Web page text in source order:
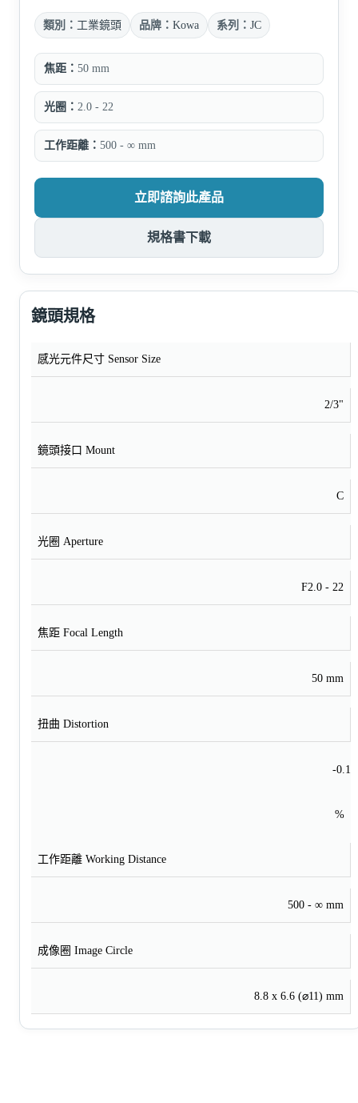
類別： 工業鏡頭 品牌： Kowa 系列： JC
焦距： 50 mm
光圈： 2.0 - 22
工作距離： 500 - ∞ mm
立即諮詢此產品
規格書下載
鏡頭規格
感光元件尺寸 Sensor Size
2/3"
鏡頭接口 Mount
C
光圈 Aperture
F2.0 - 22
焦距 Focal Length
50 mm
扭曲 Distortion
-0.1
%
工作距離 Working Distance
500 - ∞ mm
成像圈 Image Circle
8.8 x 6.6 (⌀11) mm